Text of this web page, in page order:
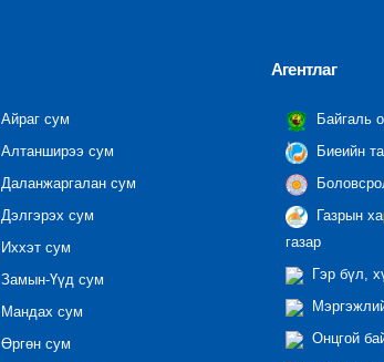
Айраг сум
Алтанширээ сум
Даланжаргалан сум
Дэлгэрэх сум
Иххэт сум
Замын-Үүд сум
Мандах сум
Өргөн сум
Агентлаг
Байгаль
Биеийн
Газрын
газар
Гэр бүл,
Онцгой